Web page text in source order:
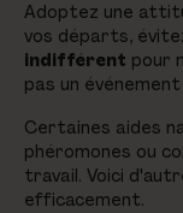
Adoptez une
vos départs,
indifférent pour
pas un
Certaines aides
phéromones ou
travail. Voici
efficacement.